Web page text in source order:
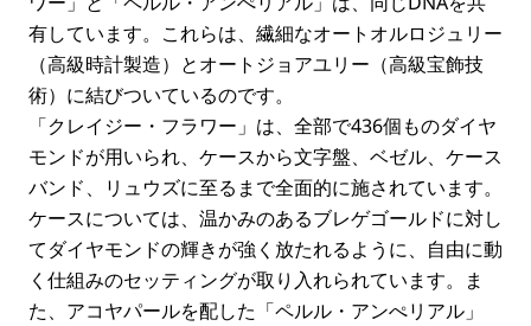
有しています。これらは、繊細なオートオルロジュリー
（高級時計製造）とオートジョアユリー（高級宝飾技
術）に結びついているのです。
「クレイジー・フラワー」は、全部で436個ものダイヤ
モンドが用いられ、ケースから文字盤、ベゼル、ケース
バンド、リュウズに至るまで全面的に施されています。
ケースについては、温かみのあるブレゲゴールドに対し
てダイヤモンドの輝きが強く放たれるように、自由に動
く仕組みのセッティングが取り入れられています。ま
た、アコヤパールを配した「ペルル・アンぺリアル」